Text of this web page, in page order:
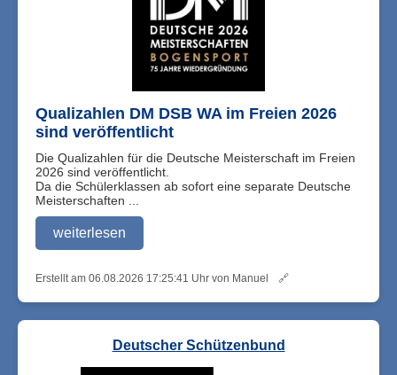
Qualizahlen DM DSB WA im Freien 2026
sind veröffentlicht
Die Qualizahlen für die Deutsche Meisterschaft im Freien
2026 sind veröffentlicht.
Da die Schülerklassen ab sofort eine separate Deutsche
Meisterschaften ...
weiterlesen
Erstellt am 06.08.2026 17:25:41 Uhr von Manuel 🔗
Deutscher Schützenbund